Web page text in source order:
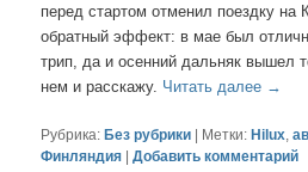
перед стартом отменил поездку на
обратный эффект: в мае был
трип, да и осенний дальняк вышел
нем и расскажу. Читать далее →
Рубрика: Без рубрики Метки: Hilux,
Финляндия
|Добавить комментарий